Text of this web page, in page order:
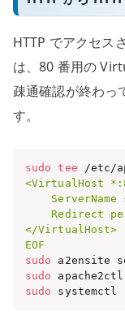
HTTP でアクセス
は、80 番用の
疎通確認が終わっ
す。
sudo tee /etc/
<VirtualHost
ServerName
Redirect
</VirtualHost>
EOF
sudo
sudo
sudo systemctl